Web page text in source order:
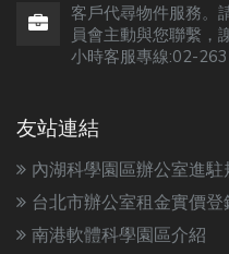
客戶代尋物件服務。
員會主動與您聯繫，
小時客服專線:02-
友站連結
內湖科學園區辦公室進駐
台北市辦公室租金實價登
南港軟體科學園區介紹